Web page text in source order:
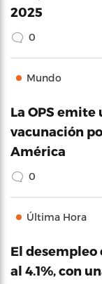
2025
0
Mundo
La OPS
vacunación
América
0
Última Hora
El desempleo
al 4.1%, con